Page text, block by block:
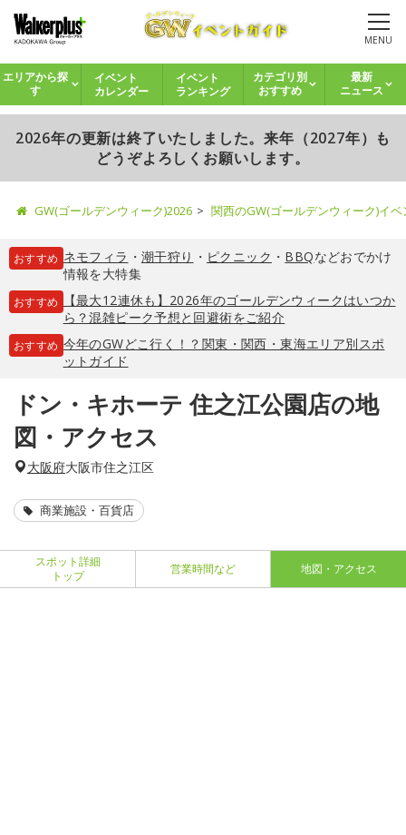
MENU
エリアから探
す
イベント
カレンダー
イベント
ランキング
カテゴリ別
おすすめ
最新
ニュース
2026年の更新は終了いたしました。来年（2027年）も
どうぞよろしくお願いします。
GW(ゴールデンウィーク)2026 関西のGW(ゴールデンウィーク)イ
おすすめ ネモフィラ ・ 潮干狩り ・ ピクニック ・ BBQなどおでかけ
情報を大特集
おすすめ
【最大12連休も】2026年のゴールデンウィークはいつか
ら？混雑ピーク予想と回避術をご紹介
おすすめ 今年のGWどこ行く！？関東・関西・東海エリア別スポ
ットガイド
ドン・キホーテ 住之江公園店の地
図・アクセス
大阪府大阪市住之江区
商業施設・百貨店
スポット詳細
トップ
営業時間など 地図・アクセス